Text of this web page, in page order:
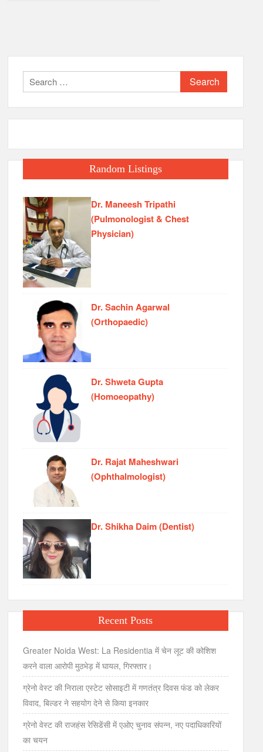
Search
for:
Random Listings
Dr. Maneesh Tripathi
(Pulmonologist & Chest
Physician)
Dr. Sachin Agarwal
(Orthopaedic)
Dr. Shweta Gupta
(Homoeopathy)
Dr. Rajat Maheshwari
(Ophthalmologist)
Dr. Shikha Daim (Dentist)
Recent Posts
Greater Noida West: La Residentia में चेन लूट की कोशिश
करने वाला आरोपी मुठभेड़ में घायल, गिरफ्तार।
ग्रेनो वेस्ट की निराला एस्टेट सोसाइटी में गणतंत्र दिवस फंड को लेकर
विवाद, बिल्डर ने सहयोग देने से किया इनकार
ग्रेनो वेस्ट की राजहंस रेसिडेंसी में एओए चुनाव संपन्न, नए पदाधिकारियों
का चयन